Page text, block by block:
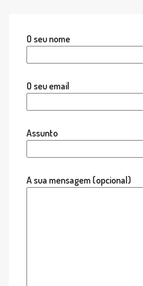
O seu nome
O seu email
Assunto
A sua mensagem (opcional)